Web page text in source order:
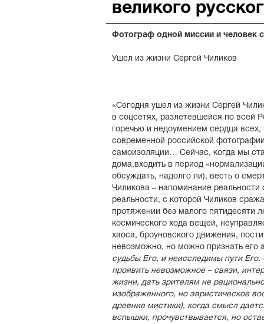
великого
Фотограф одной миссии и человек
Ушел из жизни Сергей Чиликов
«Сегодня ушел из жизни Сергей
в соцсетях, разлетевшейся по всей
горечью и недоумением сердца
современной российской
самоизоляции… Сейчас, когда мы
дома,входить в период
обсуждать, надолго ли), весть о
Чиликова – напоминание
реальности, с которой Чиликов
протяжении без малого пятидесяти
космического хода вещей,
хаоса, броуновского движения,
невозможно, но можно признать его
судьбы Его, и неисследимы пути
проявить невозможное – связи,
жизни, дать зрителям не
изображенного, но эвристическое
древние мистики), когда смысл
вспышки, прочувствывается, но